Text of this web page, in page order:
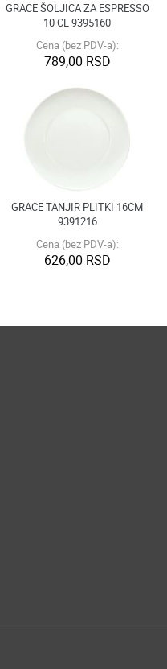
GRACE ŠOLJICA ZA ESPRESSO
10 CL 9395160
Cena (bez PDV-a):
789,00 RSD
GRACE TANJIR PLITKI 16CM
9391216
Cena (bez PDV-a):
626,00 RSD